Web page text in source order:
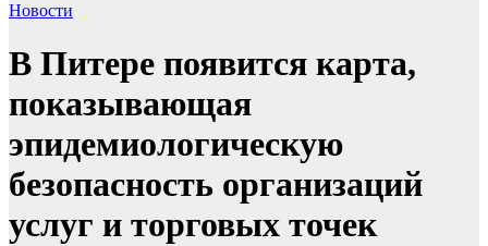
Новости
В Питере появится карта,
показывающая
эпидемиологическую
безопасность организаций
услуг и торговых точек